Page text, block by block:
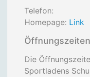
Telefon:
Homepage: Link
Öffnungszeiten
Die
Sportladens